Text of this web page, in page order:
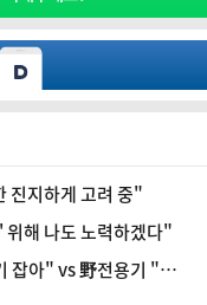
진지하게 고려 중"
해 나도 노력하겠다"
잡아" vs 野전용기 "집